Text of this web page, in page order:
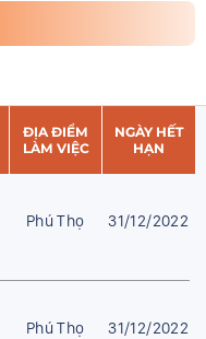
ĐỊA ĐIỂM
LÀM VIỆC
NGÀY HẾT
HẠN
Phú Thọ 31/12/2022
Phú Thọ 31/12/2022